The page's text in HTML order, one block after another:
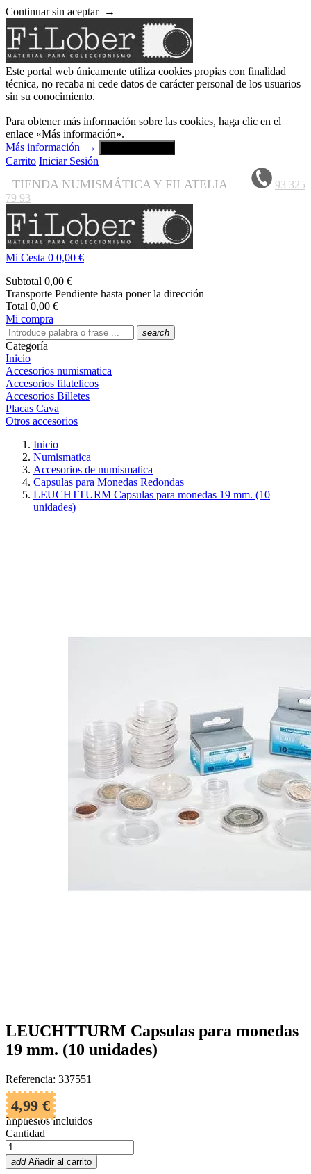
Continuar sin aceptar →
Este portal web únicamente utiliza cookies propias con finalidad
técnica, no recaba ni cede datos de carácter personal de los usuarios
sin su conocimiento.
Para obtener más información sobre las cookies, haga clic en el
enlace «Más información».
Más información
→
Carrito Iniciar Sesión
TIENDA NUMISMÁTICA Y FILATELIA
93 325
79 93
Mi Cesta 0 0,00 €
Subtotal 0,00 €
Transporte Pendiente hasta poner la dirección
Total 0,00 €
Mi compra
search
Categoría
Inicio
Accesorios numismatica
Accesorios filatelicos
Accesorios Billetes
Placas Cava
Otros accesorios
Inicio
Numismatica
Accesorios de numismatica
Capsulas para Monedas Redondas
LEUCHTTURM Capsulas para monedas 19 mm. (10
unidades)
LEUCHTTURM Capsulas para monedas
19 mm. (10 unidades)
Referencia: 337551
4,99 €
Impuestos incluidos
Cantidad
add Añadir al carrito